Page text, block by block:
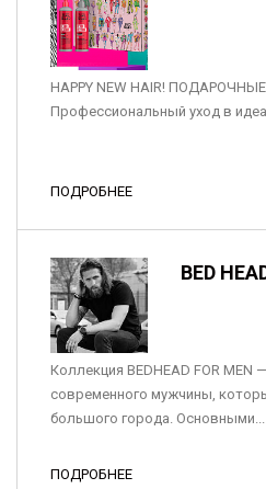
HAPPY NEW HAIR!
Профессиональный уход в
ПОДРОБНЕЕ
BED
Коллекция BEDHEAD FOR MEN
современного мужчины,
большого города. Основными...
ПОДРОБНЕЕ